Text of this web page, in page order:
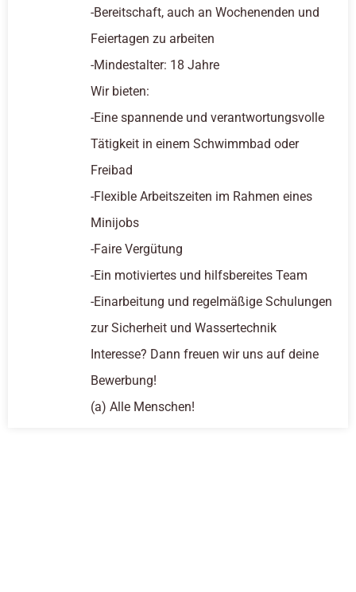
-Bereitschaft, auch an Wochenenden und
Feiertagen zu arbeiten
-Mindestalter: 18 Jahre
Wir bieten:
-Eine spannende und verantwortungsvolle
Tätigkeit in einem Schwimmbad oder
Freibad
-Flexible Arbeitszeiten im Rahmen eines
Minijobs
-Faire Vergütung
-Ein motiviertes und hilfsbereites Team
-Einarbeitung und regelmäßige Schulungen
zur Sicherheit und Wassertechnik
Interesse? Dann freuen wir uns auf deine
Bewerbung!
(a) Alle Menschen!